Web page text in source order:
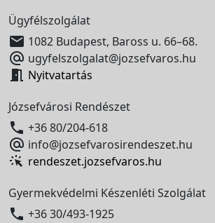
Ügyfélszolgálat
 1082 Budapest, Baross u. 66–68.
 ugyfelszolgalat@jozsefvaros.hu
 Nyitvatartás
Józsefvárosi Rendészet
 +36 80/204-618
 info@jozsefvarosirendeszet.hu
rendeszet.jozsefvaros.hu
Gyermekvédelmi Készenléti Szolgálat
 +36 30/493-1925